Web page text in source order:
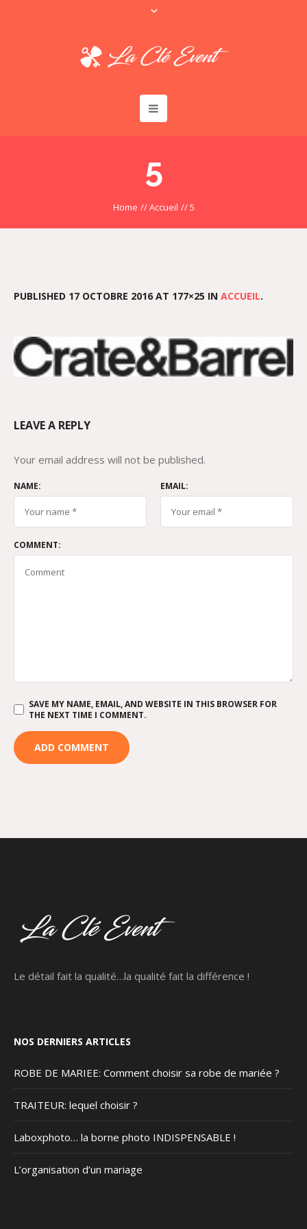
5
Home //Accueil //5
PUBLISHED 17 OCTOBRE 2016 AT 177×25 IN ACCUEIL.
LEAVE A REPLY
Your email address will not be published.
NAME: EMAIL:
COMMENT:
SAVE MY NAME, EMAIL, AND WEBSITE IN THIS BROWSER FOR
THE NEXT TIME I COMMENT.
Le détail fait la qualité…la qualité fait la différence !
NOS DERNIERS ARTICLES
ROBE DE MARIEE: Comment choisir sa robe de mariée ?
TRAITEUR: lequel choisir ?
Laboxphoto… la borne photo INDISPENSABLE !
L’organisation d’un mariage